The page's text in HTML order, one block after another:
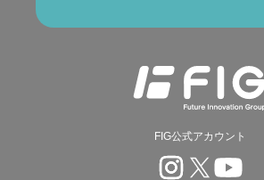
FIG公式アカウント